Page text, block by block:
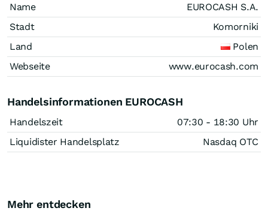
Name
EUROCASH S.A.
Stadt
Komorniki
Land
Polen
Webseite
www.eurocash.com
Handelsinformationen EUROCASH
Handelszeit
07:30 - 18:30 Uhr
Liquidister Handelsplatz
Nasdaq OTC
Mehr entdecken